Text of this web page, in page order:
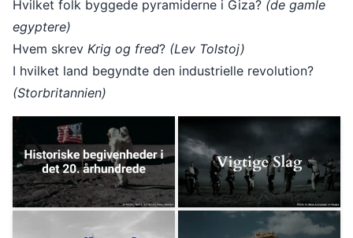
Hvilket folk byggede pyramiderne i Giza? (de gamle
egyptere)
Hvem skrev Krig og fred? (Lev Tolstoj)
I hvilket land begyndte den industrielle revolution?
(Storbritannien)